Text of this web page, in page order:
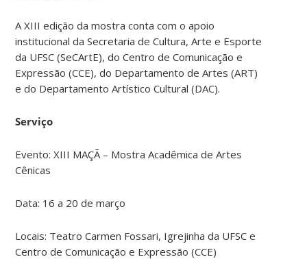
A XIII edição da mostra conta com o apoio
institucional da Secretaria de Cultura, Arte e Esporte
da UFSC (SeCArtE), do Centro de Comunicação e
Expressão (CCE), do Departamento de Artes (ART)
e do Departamento Artístico Cultural (DAC).
Serviço
Evento: XIII MAÇÃ – Mostra Acadêmica de Artes
Cênicas
Data: 16 a 20 de março
Locais: Teatro Carmen Fossari, Igrejinha da UFSC e
Centro de Comunicação e Expressão (CCE)